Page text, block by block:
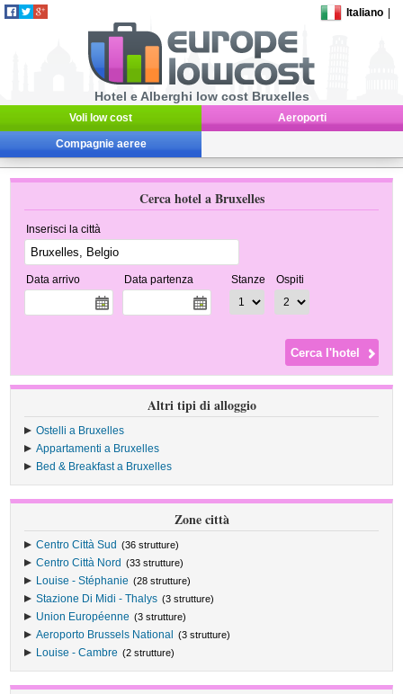
Italiano
Hotel e Alberghi low cost Bruxelles
Voli low cost Aeroporti
Compagnie aeree
Cerca hotel a Bruxelles
Inserisci la città
Data arrivo Data partenza Stanze Ospiti
Altri tipi di alloggio
Ostelli a Bruxelles
Appartamenti a Bruxelles
Bed & Breakfast a Bruxelles
Zone città
Centro Città Sud (36 strutture)
Centro Città Nord (33 strutture)
Louise - Stéphanie (28 strutture)
Stazione Di Midi - Thalys (3 strutture)
Union Européenne (3 strutture)
Aeroporto Brussels National (3 strutture)
Louise - Cambre (2 strutture)